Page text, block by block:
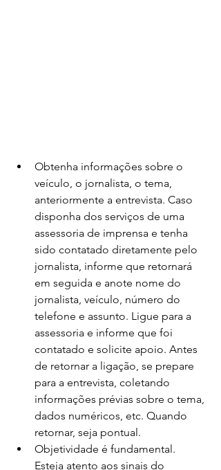
Obtenha informações sobre o
veículo, o jornalista, o tema,
anteriormente a entrevista. Caso
disponha dos serviços de uma
assessoria de imprensa e tenha
sido contatado diretamente pelo
jornalista, informe que retornará
em seguida e anote nome do
jornalista, veículo, número do
telefone e assunto. Ligue para a
assessoria e informe que foi
contatado e solicite apoio. Antes
de retornar a ligação, se prepare
para a entrevista, coletando
informações prévias sobre o tema,
dados numéricos, etc. Quando
retornar, seja pontual.
Objetividade é fundamental.
Esteja atento aos sinais do